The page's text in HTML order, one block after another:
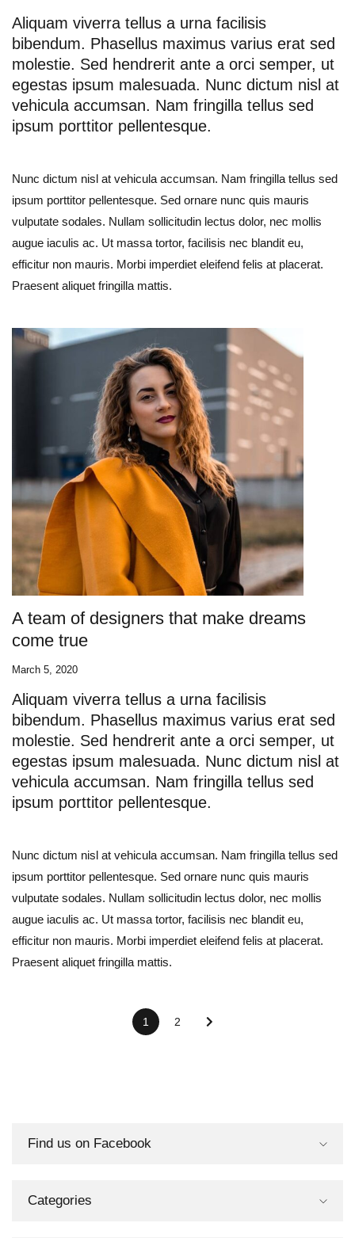
Aliquam viverra tellus a urna facilisis
bibendum. Phasellus maximus varius erat sed
molestie. Sed hendrerit ante a orci semper, ut
egestas ipsum malesuada. Nunc dictum nisl at
vehicula accumsan. Nam fringilla tellus sed
ipsum porttitor pellentesque.
Nunc dictum nisl at vehicula accumsan. Nam fringilla tellus sed
ipsum porttitor pellentesque. Sed ornare nunc quis mauris
vulputate sodales. Nullam sollicitudin lectus dolor, nec mollis
augue iaculis ac. Ut massa tortor, facilisis nec blandit eu,
efficitur non mauris. Morbi imperdiet eleifend felis at placerat.
Praesent aliquet fringilla mattis.
A team of designers that make dreams
come true
March 5, 2020
Aliquam viverra tellus a urna facilisis
bibendum. Phasellus maximus varius erat sed
molestie. Sed hendrerit ante a orci semper, ut
egestas ipsum malesuada. Nunc dictum nisl at
vehicula accumsan. Nam fringilla tellus sed
ipsum porttitor pellentesque.
Nunc dictum nisl at vehicula accumsan. Nam fringilla tellus sed
ipsum porttitor pellentesque. Sed ornare nunc quis mauris
vulputate sodales. Nullam sollicitudin lectus dolor, nec mollis
augue iaculis ac. Ut massa tortor, facilisis nec blandit eu,
efficitur non mauris. Morbi imperdiet eleifend felis at placerat.
Praesent aliquet fringilla mattis.
1 2
Find us on Facebook
Categories